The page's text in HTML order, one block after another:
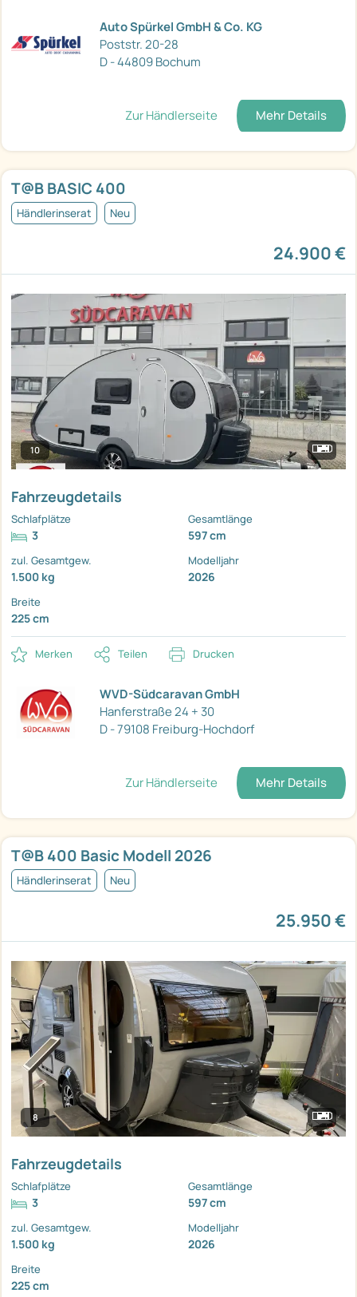
Auto Spürkel GmbH & Co. KG
Poststr. 20-28
D - 44809 Bochum
Zur Händlerseite Mehr Details
T@B BASIC 400
Händlerinserat Neu
24.900 €
10
Fahrzeugdetails
Schlafplätze
3
Gesamtlänge
597 cm
zul. Gesamtgew.
1.500 kg
Modelljahr
2026
Breite
225 cm
Merken Teilen Drucken
WVD-Südcaravan GmbH
Hanferstraße 24 + 30
D - 79108 Freiburg-Hochdorf
Zur Händlerseite Mehr Details
T@B 400 Basic Modell 2026
Händlerinserat Neu
25.950 €
8
Fahrzeugdetails
Schlafplätze
3
Gesamtlänge
597 cm
zul. Gesamtgew.
1.500 kg
Modelljahr
2026
Breite
225 cm